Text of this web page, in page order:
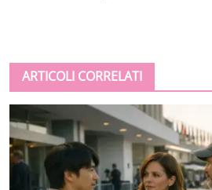
ARTICOLI CORRELATI